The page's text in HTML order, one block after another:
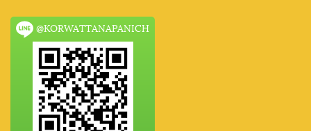
@KORWATTANAPANICH